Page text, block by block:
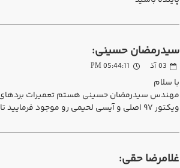
سیدرمضان حسینی:
03 آذ 05:44:11 PM
با سلام
ویکتور ۹۷ اصلی و آیسی لحیمی رو موجود فرمایید تا سریعا اقدام به خرید نمایم. با سپاس
غلامرضا حقی: